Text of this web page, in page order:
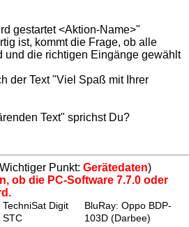
gestartet <Aktion-Name>"
ist, kommt die Frage, ob alle
und die richtigen Eingänge gewählt
der Text "Viel Spaß mit Ihrer
Text" sprichst Du?
Punkt: Gerätedaten)
ob die PC-Software 7.7.0 oder
TechniSat Digit
STC
BluRay: Oppo BDP-
103D (Darbee)